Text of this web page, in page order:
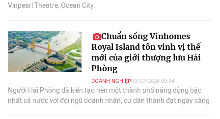
Vinpearl Theatre, Ocean City.
Chuẩn sống Vinhomes
Royal Island tôn vinh vị thế
mới của giới thượng lưu Hải
Phòng
DOANH NGHIỆP09/07/2026 00:24
Người Hải Phòng đã kiến tạo nên một thành phố năng động bậc
nhất cả nước với đội ngũ doanh nhân, cư dân thành đạt ngày càng